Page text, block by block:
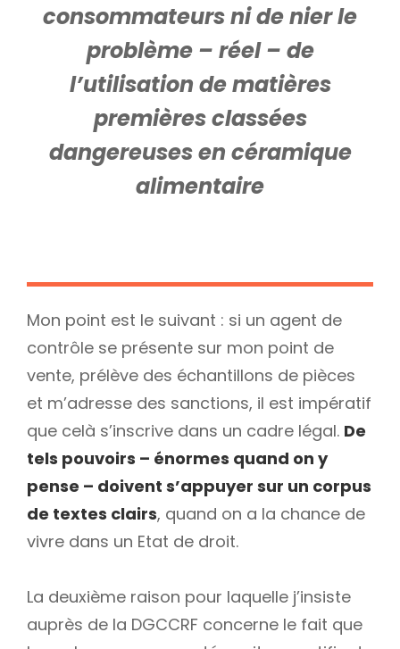
consommateurs ni de nier le
problème – réel – de
l’utilisation de matières
premières classées
dangereuses en céramique
alimentaire
Mon point est le suivant : si un agent de
contrôle se présente sur mon point de
vente, prélève des échantillons de pièces
et m’adresse des sanctions, il est impératif
que celà s’inscrive dans un cadre légal. De
tels pouvoirs – énormes quand on y
pense – doivent s’appuyer sur un corpus
de textes clairs, quand on a la chance de
vivre dans un Etat de droit.
La deuxième raison pour laquelle j’insiste
auprès de la DGCCRF concerne le fait que